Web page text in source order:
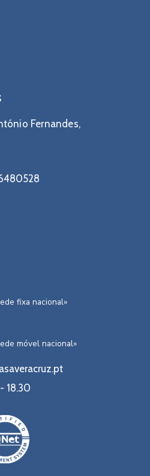
Fernandes,
fixa nacional»
móvel nacional»
18.30